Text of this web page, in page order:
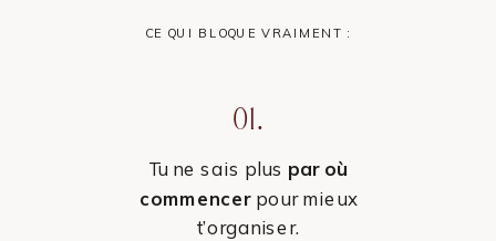
CE QUI BLOQUE VRAIMENT :
01.
Tu ne sais plus par où
commencer pour mieux
t’organiser.